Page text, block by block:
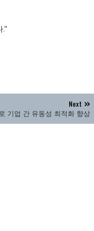
."
Next
기업 간 유동성 최적화 향상